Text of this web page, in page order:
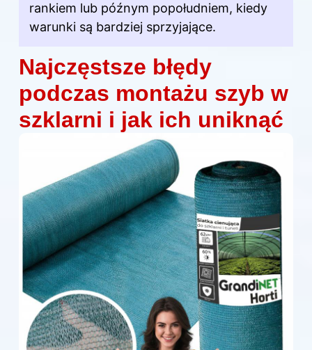
rankiem lub późnym popołudniem, kiedy
warunki są bardziej sprzyjające.
Najczęstsze błędy
podczas montażu szyb w
szklarni i jak ich uniknąć